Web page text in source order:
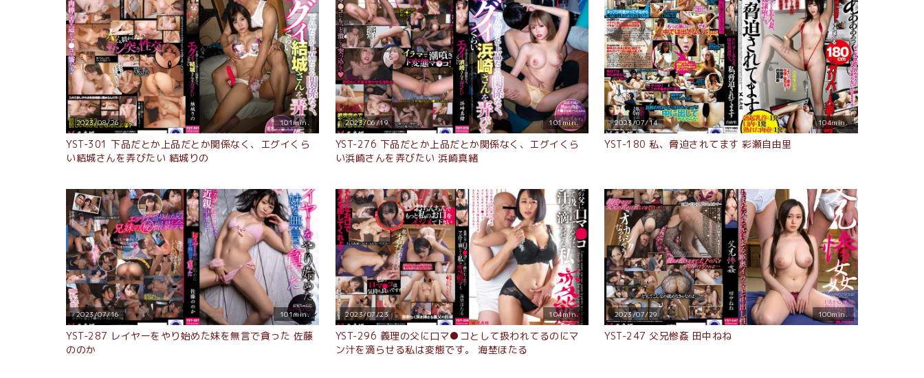
2023/08/26 101min.
YST-301 下品だとか上品だとか関係なく、エグイくら
い結城さんを弄びたい 結城りの
2023/06/19 101min.
YST-276 下品だとか上品だとか関係なく、エグイくら
い浜崎さんを弄びたい 浜崎真緒
2023/07/14 104min.
YST-180 私、脅迫されてます 彩瀬自由里
2023/07/16 101min.
YST-287 レイヤーをやり始めた妹を無言で貪った 佐藤
ののか
2023/07/23 104min.
YST-296 義理の父に口マ●コとして扱われてるのにマ
ン汁を滴らせる私は変態です。 海埜ほたる
2023/07/29 100min.
YST-247 父兄惨姦 田中ねね